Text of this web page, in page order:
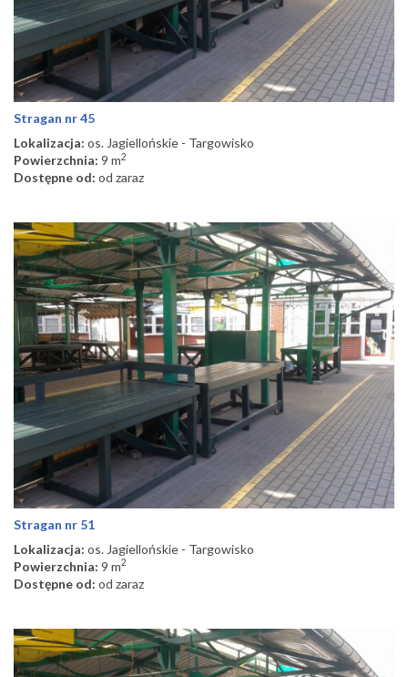
Stragan nr 45
Lokalizacja: os. Jagiellońskie - Targowisko
Powierzchnia: 9 m2
Dostępne od: od zaraz
Stragan nr 51
Lokalizacja: os. Jagiellońskie - Targowisko
Powierzchnia: 9 m2
Dostępne od: od zaraz